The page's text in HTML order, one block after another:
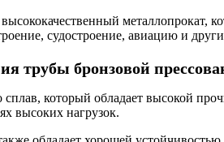
металлопрокат,
судостроение, авиацию и
трубы бронзовой
который обладает высокой
высоких нагрузок.